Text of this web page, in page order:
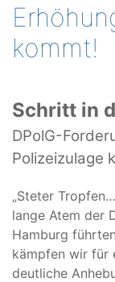
kommt!
Schritt in
DPolG-
Polizeizulage
„Steter
lange Atem der
Hamburg
kämpfen wir für
deutliche